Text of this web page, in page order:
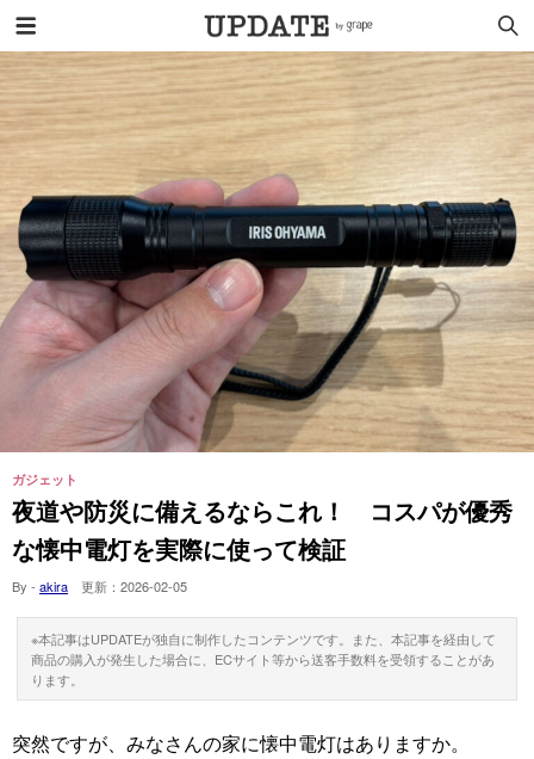
ガジェット
夜道や防災に備えるならこれ！ コスパが優秀
な懐中電灯を実際に使って検証
By - akira 更新： 2026-02-05
※本記事はUPDATEが独自に制作したコンテンツです。また、本記事を経由して
商品の購入が発生した場合に、ECサイト等から送客手数料を受領することがあ
ります。
突然ですが、みなさんの家に懐中電灯はありますか。